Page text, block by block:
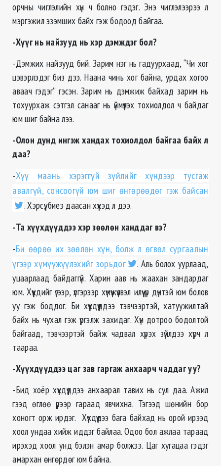
орчны чиглэлийн хүн ч болно гэдэг. Энэ чиглэлээрээ л
мэргэжил эзэмших байх гэж бодоод байгаа.
-Хүүг нь найзууд нь хэр дэмждэг бол?
-Дэмжих найзууд бий. Зарим нэг нь гадуурхаад, “Чи хог
цэвэрлэдэг биз дээ. Наана чинь хог байна, урдах хогоо
аваач гэдэг” гэсэн. Зарим нь дэмжиж байхад зарим нь
тохуурхаж сэтгэл санааг нь үймүүлэх тохиолдол ч байдаг
юм шиг байна лээ.
-Олон дунд ингэж хандах тохиолдол байгаа байх л
даа?
-Хүү маань хэрэггүй зүйлийг хүндээр тусгаж
авалгүй, сонсоогүй юм шиг өнгөрөөдөг гэж байсан
. Хэрсүү, биеэ даасан хүүхэд л дээ.
-Та хүүхдүүддээ хэр зөөлөн ханддаг вэ?
-Би өөрөө их зөөлөн хүн, болж л өгвөл сургаалын
үгээр хүмүүжүүлэхийг зорьдог
. Аль болох уурлаад,
уцаарлаад байдаггүй. Харин аав нь жаахан зандардаг
юм. Хүүхдийг үгээр, үлгэрээр хүмүүжүүлвэл илүү үр дүнтэй юм болов
уу гэж боддог. Би хүүхдүүддээ тэвчээртэй, хатуужилтай
байх нь чухал гэж үргэлж захидаг. Хүн дотроо бодолтой
байгаад, тэвчээртэй байж чадвал хүрэх зүйлдээ хүрч л
таараа.
-Хүүхдүүддээ цаг зав гаргаж анхаарч чаддаг уу?
-Бид хоёр хүүхдүүддээ анхаарал тавих нь сул даа. Ажил
гээд өглөө үүрээр гараад явчихна. Тэгээд шөнийн бор
хоногт орж ирдэг. Хүүхдүүдээ бага байхад нь орой ирээд
хоол ундаа хийж иддэг байлаа. Одоо бол ажлаа тараад
ирэхэд хоол унд бэлэн амар болжээ. Цаг хугацаа гэдэг
амархан өнгөрдөг юм байна.